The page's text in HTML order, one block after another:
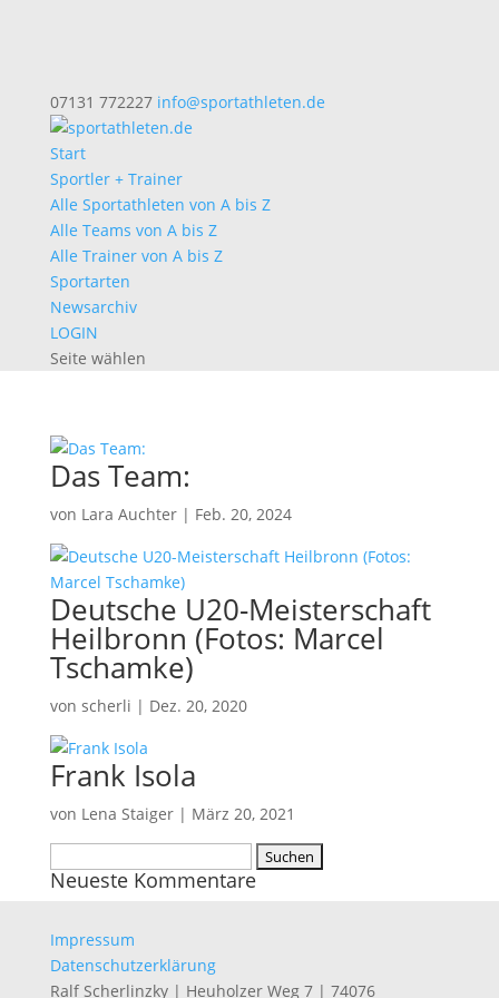
07131 772227 info@sportathleten.de
Start
Sportler + Trainer
Alle Sportathleten von A bis Z
Alle Teams von A bis Z
Alle Trainer von A bis Z
Sportarten
Newsarchiv
LOGIN
Seite wählen
Das Team:
von Lara Auchter| Feb. 20, 2024
Deutsche U20-Meisterschaft
Heilbronn (Fotos: Marcel
Tschamke)
von scherli | Dez. 20, 2020
Frank Isola
von Lena Staiger| März 20, 2021
nach:
Neueste Kommentare
Impressum
Datenschutzerklärung
Ralf Scherlinzky | Heuholzer Weg 7 | 74076